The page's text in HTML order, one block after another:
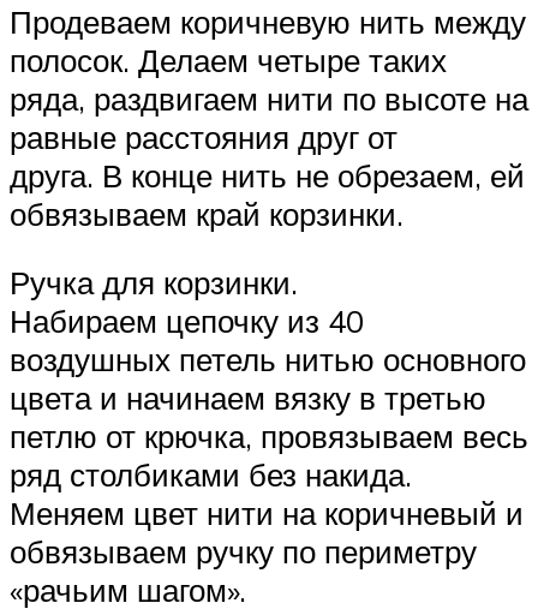
Продеваем коричневую нить между
полосок. Делаем четыре таких
ряда, раздвигаем нити по высоте на
равные расстояния друг от
друга. В конце нить не обрезаем, ей
обвязываем край корзинки.
Ручка для корзинки.
Набираем цепочку из 40
воздушных петель нитью основного
цвета и начинаем вязку в третью
петлю от крючка, провязываем весь
ряд столбиками без накида.
Меняем цвет нити на коричневый и
обвязываем ручку по периметру
«рачьим шагом».